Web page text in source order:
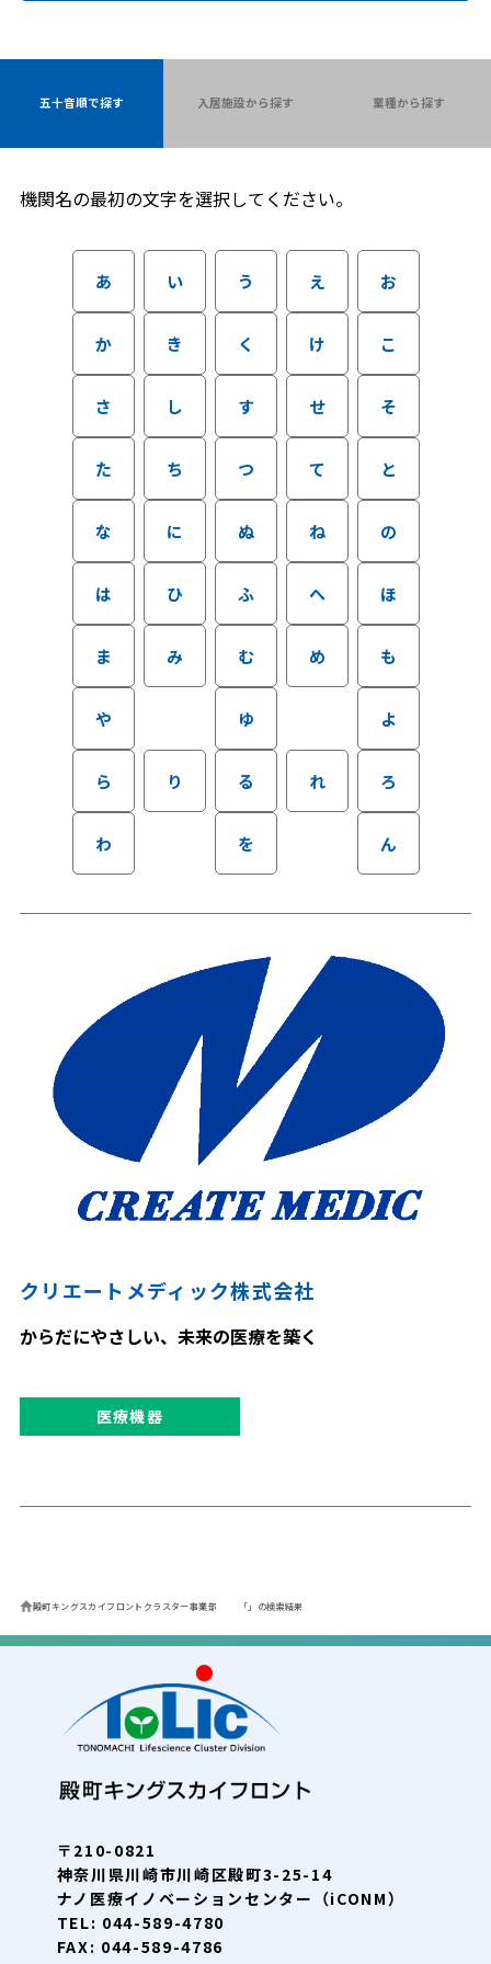
五十音順で探す 入居施設から探す 業種から探す
機関名の最初の文字を選択してください。
あ い う え お
か き く け こ
さ し す せ そ
た ち つ て と
な に ぬ ね の
は ひ ふ へ ほ
ま み む め も
や ゆ よ
ら り る れ ろ
わ を ん
クリエートメディック株式会社
からだにやさしい、未来の医療を築く
医療機器
殿町キングスカイフロントクラスター事業部 「」の検索結果
〒210-0821
神奈川県川崎市川崎区殿町3-25-14
ナノ医療イノベーションセンター（iCONM）
TEL: 044-589-4780
FAX: 044-589-4786